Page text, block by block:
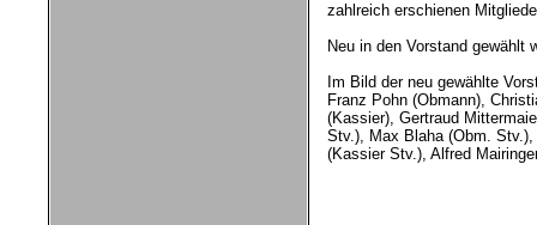
zahlreich erschienen
Neu in den Vorstand gewählt
Im Bild der neu gewählte
Franz Pohn (Obmann),
(Kassier), Gertraud
Stv.), Max Blaha (Obm.
(Kassier Stv.), Alfred